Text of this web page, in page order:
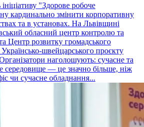
"Здорове робоче
кардинально змінити корпоративну
та в установах. На Львівщині
обласний центр контролю та
Центр розвитку громадського
швейцарського проєкту
наголошують: сучасне та
середовище — це значно більше, ніж
чи сучасне обладнання...